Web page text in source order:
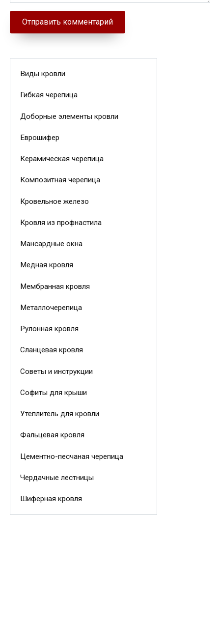
Виды кровли
Гибкая черепица
Доборные элементы кровли
Еврошифер
Керамическая черепица
Композитная черепица
Кровельное железо
Кровля из профнастила
Мансардные окна
Медная кровля
Мембранная кровля
Металлочерепица
Рулонная кровля
Сланцевая кровля
Советы и инструкции
Софиты для крыши
Утеплитель для кровли
Фальцевая кровля
Цементно-песчаная черепица
Чердачные лестницы
Шиферная кровля